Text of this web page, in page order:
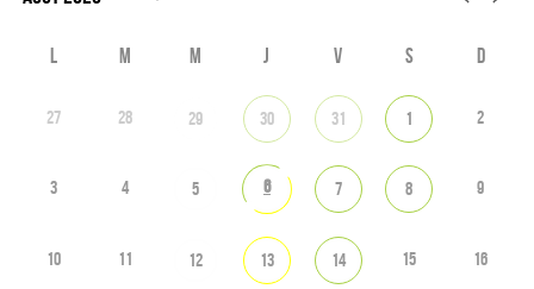
L M M J V S D
27 28 29 30 31 1 2
3 4 5 6 7 8 9
10 11 12 13 14 15 16